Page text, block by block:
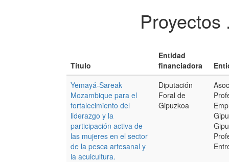
Título
Entidad
financiadora
Yemayá-Sareak
Mozambique para el
fortalecimiento del
liderazgo y la
participación activa de
las mujeres en el sector
de la pesca artesanal y
la acuicultura.
Diputación
Foral de
Gipuzkoa